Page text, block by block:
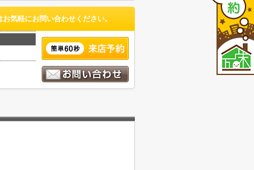
気軽にお問い合わせください。